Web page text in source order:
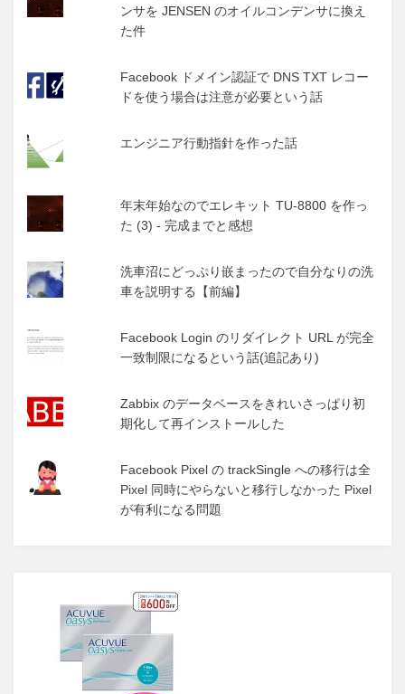
ンサを JENSEN のオイルコンデンサに換え
た件
Facebook ドメイン認証で DNS TXT レコー
ドを使う場合は注意が必要という話
エンジニア行動指針を作った話
年末年始なのでエレキット TU-8800 を作っ
た (3) - 完成までと感想
洗車沼にどっぷり嵌まったので自分なりの洗
車を説明する【前編】
Facebook Login のリダイレクト URL が完全
一致制限になるという話(追記あり)
Zabbix のデータベースをきれいさっぱり初
期化して再インストールした
Facebook Pixel の trackSingle への移行は全
Pixel 同時にやらないと移行しなかった Pixel
が有利になる問題